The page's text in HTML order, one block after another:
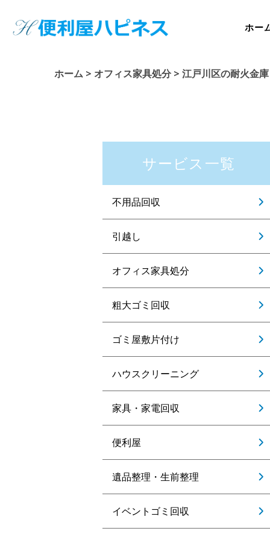
ホー
ホーム > オフィス家具処分> 江戸川区の耐火金
サービス一覧
不用品回収
引越し
オフィス家具処分
粗大ゴミ回収
ゴミ屋敷片付け
ハウスクリーニング
家具・家電回収
便利屋
遺品整理・生前整理
イベントゴミ回収